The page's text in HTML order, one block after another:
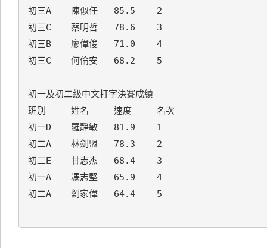
初三A	陳似任	85.5	2
初三C	蔡明哲	78.6	3
初三B	廖偉俊	71.0	4
初三C	何倫安	68.2	5
初一及初二級中文打字決賽成績
班別	姓名	速度	名次
初一D	羅靜敏	81.9	1
初二A	林劍盟	78.3	2
初二E	甘志杰	68.4	3
初一A	馮志堅	65.9	4
初二A	劉家偉	64.4	5